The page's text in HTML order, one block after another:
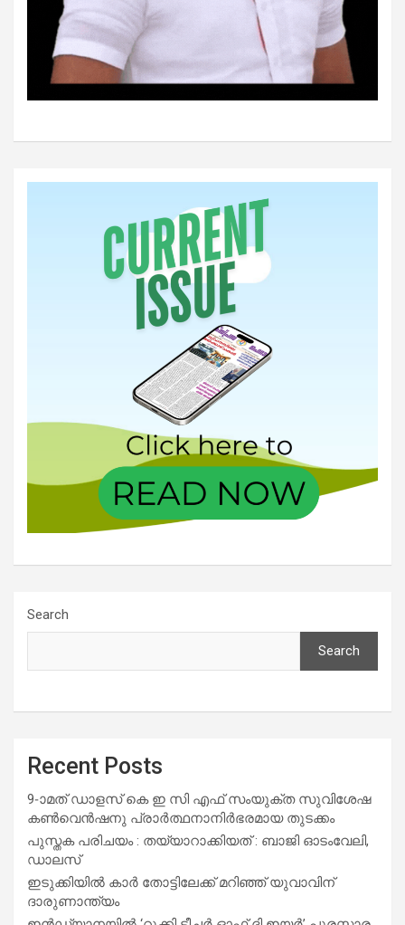
Search
Search
Recent Posts
9-ാമത് ഡാളസ് കെ ഇ സി എഫ് സംയുക്ത സുവിശേഷ
കൺവെൻഷനു പ്രാർത്ഥനാനിർഭരമായ തുടക്കം
പുസ്തക പരിചയം : തയ്യാറാക്കിയത് : ബാജി ഓടംവേലി,
ഡാലസ്
ഇടുക്കിയിൽ കാർ തോട്ടിലേക്ക് മറിഞ്ഞ് യുവാവിന്
ദാരുണാന്ത്യം